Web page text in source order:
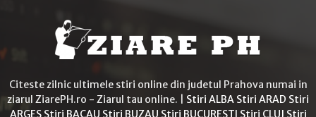
Citeste zilnic ultimele stiri online din judetul Prahova numai in
ziarul ZiarePH.ro - Ziarul tau online. | Stiri ALBA Stiri ARAD Stiri
ARGES Stiri BACAU Stiri BUZAU Stiri BUCURESTI Stiri CLUJ Stiri